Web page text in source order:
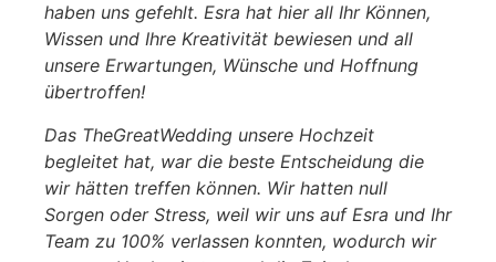
haben uns gefehlt. Esra hat hier all Ihr Können,
Wissen und Ihre Kreativität bewiesen und all
unsere Erwartungen, Wünsche und Hoffnung
übertroffen!
Das TheGreatWedding unsere Hochzeit
begleitet hat, war die beste Entscheidung die
wir hätten treffen können. Wir hatten null
Sorgen oder Stress, weil wir uns auf Esra und Ihr
Team zu 100% verlassen konnten, wodurch wir